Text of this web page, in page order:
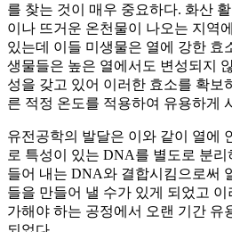
를 찾는 것이 매우 중요하다. 화산
이나 뜨거운 온천물이 나오는 지역
있는데 이들 미생물은 열에 강한 효
생물들은 높은 열에서도 변성되지
성을 갖고 있어 이러한 효소를 확보
른 적정 온도를 적용하여 유용하게
유전공학의 발달은 이와 같이 열에
로 특성이 있는 DNA를 별도로 분
들어 내는 DNA와 결합시킴으로써
들을 만들어 낼 수가 있게 되었고 이
가해야 하는 공정에서 오랜 기간 유